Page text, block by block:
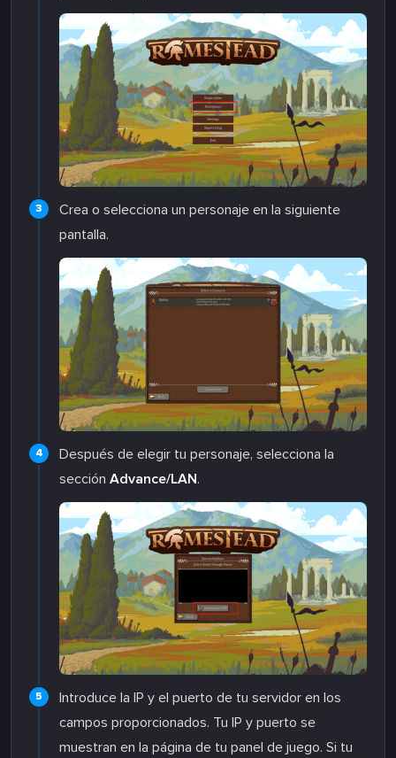
Crea o selecciona un personaje en la siguiente
pantalla.
Después de elegir tu personaje, selecciona la
sección Advance/LAN.
Introduce la IP y el puerto de tu servidor en los
campos proporcionados. Tu IP y puerto se
muestran en la página de tu panel de juego. Si tu